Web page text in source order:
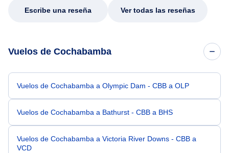
Escribe una reseña Ver todas las reseñas
Vuelos de Cochabamba
Vuelos de Cochabamba a Olympic Dam - CBB a OLP
Vuelos de Cochabamba a Bathurst - CBB a BHS
Vuelos de Cochabamba a Victoria River Downs - CBB a
VCD